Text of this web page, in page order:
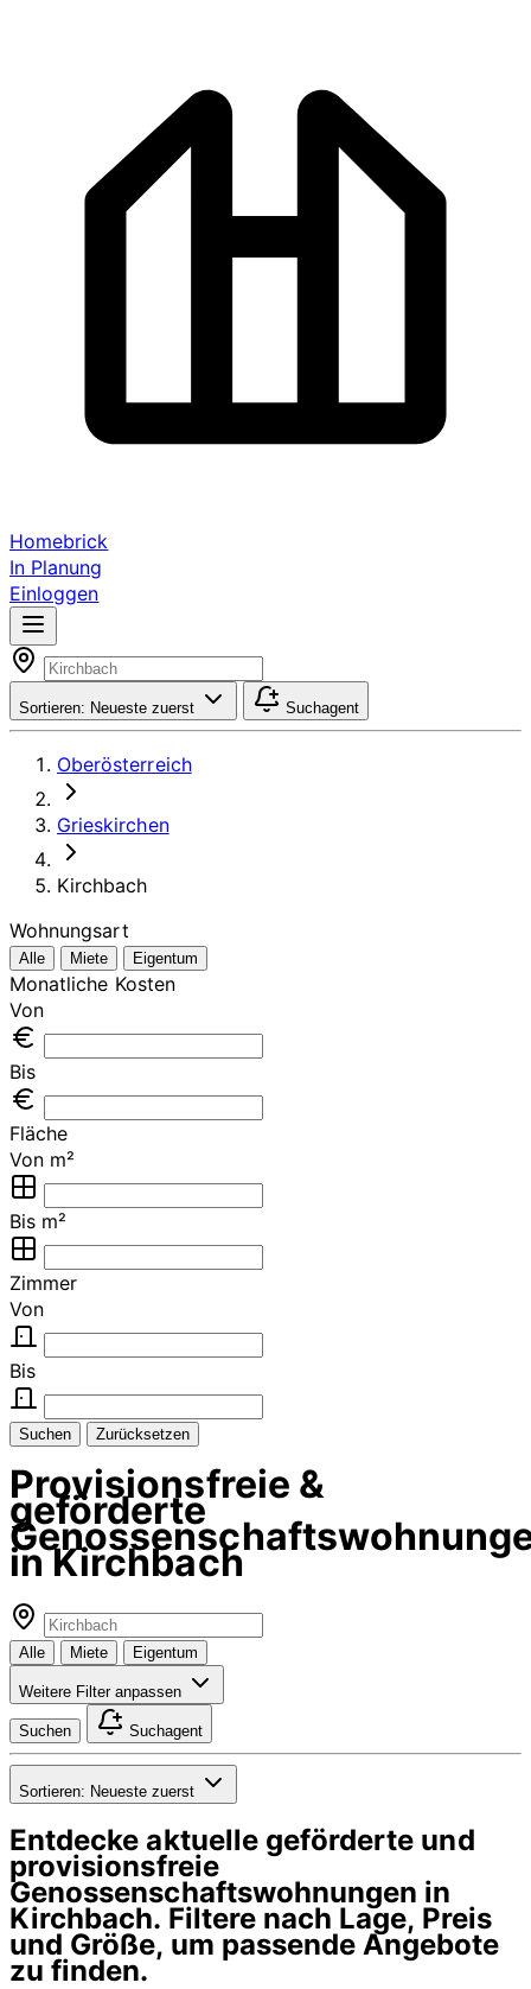
Homebrick
In Planung
Einloggen
Sortieren: Neueste zuerst Suchagent
Oberösterreich
Grieskirchen
Kirchbach
Wohnungsart
Alle Miete Eigentum
Monatliche Kosten
Von
Bis
Fläche
Von m²
Bis m²
Zimmer
Von
Bis
Suchen Zurücksetzen
Provisionsfreie &
geförderte
in Kirchbach
Alle Miete Eigentum
Weitere Filter anpassen
Suchen Suchagent
Sortieren: Neueste zuerst
Entdecke aktuelle geförderte und
provisionsfreie
Genossenschaftswohnungen in
Kirchbach. Filtere nach Lage, Preis
und Größe, um passende Angebote
zu finden.